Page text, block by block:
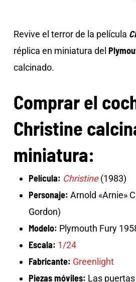
Revive el terror de la película
réplica en miniatura del
calcinado.
Comprar el
Christine
miniatura:
Película: Christine (1983)
Personaje: Arnold «Arnie»
Gordon)
Modelo: Plymouth Fury
Escala: 1/24
Fabricante: Greenlight
Piezas móviles: Las